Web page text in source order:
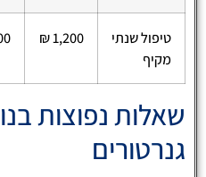
טיפול שנתי
מקיף
1,200 ₪
₪
שאלות נפוצות
גנרטורים